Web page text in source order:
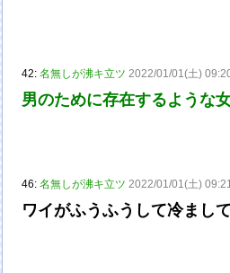
42:名無しが沸キ立ツ 2022/01/01(土)
男のために存在するような
46:名無しが沸キ立ツ 2022/01/01(土)
ワイがふうふうして冷まし